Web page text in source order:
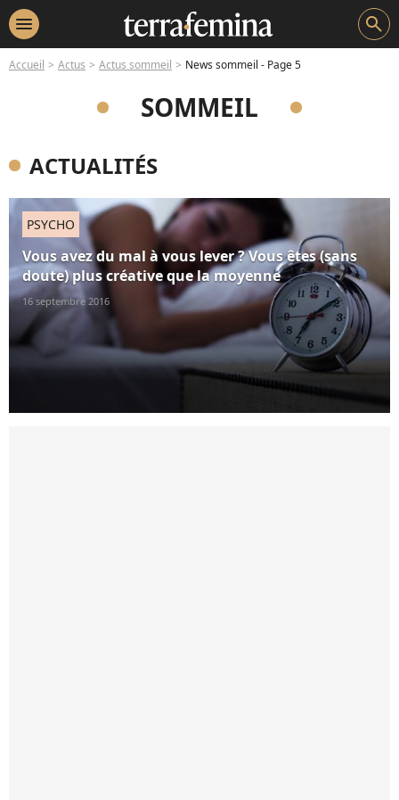
menu search
Accueil Actus Actus sommeil News sommeil - Page 5
SOMMEIL
ACTUALITÉS
PSYCHO
Vous avez du mal à vous lever ? Vous êtes (sans
doute) plus créative que la moyenne
16 septembre 2016